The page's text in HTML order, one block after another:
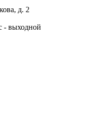
д. 2
- выходной